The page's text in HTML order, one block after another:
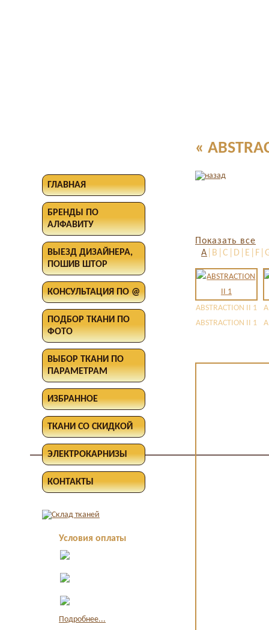
ГЛАВНАЯ
БРЕНДЫ ПО
АЛФАВИТУ
ВЫЕЗД ДИЗАЙНЕРА,
ПОШИВ ШТОР
КОНСУЛЬТАЦИЯ ПО @
ПОДБОР ТКАНИ ПО
ФОТО
ВЫБОР ТКАНИ ПО
ПАРАМЕТРАМ
ИЗБРАННОЕ
ТКАНИ СО СКИДКОЙ
ЭЛЕКТРОКАРНИЗЫ
КОНТАКТЫ
Условия оплаты
Подробнее...
«
Показать все
A
ABSTRACTION II 1
ABSTRACTION II 1